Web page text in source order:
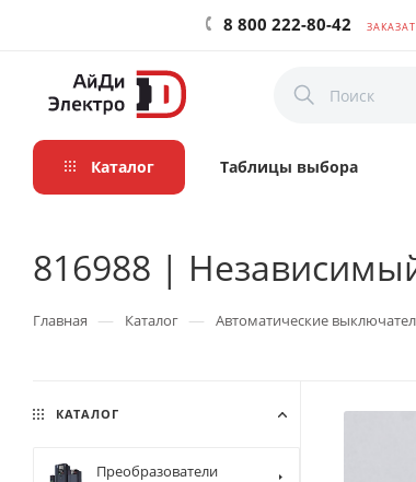
8 800 222-80-42
Каталог Таблицы выбора
816988 |
Главная — Каталог — Автоматические
КАТАЛОГ
Преобразователи